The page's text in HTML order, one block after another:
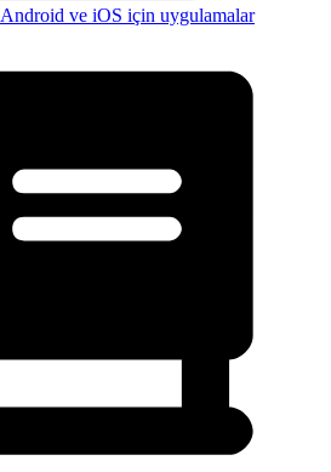
Android ve iOS için uygulamalar